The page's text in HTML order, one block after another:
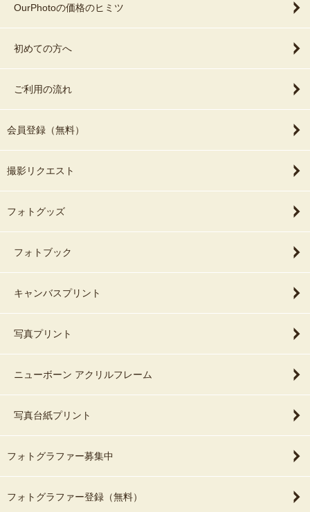
OurPhotoの価格のヒミツ
初めての方へ
ご利用の流れ
会員登録（無料）
撮影リクエスト
フォトグッズ
フォトブック
キャンバスプリント
写真プリント
ニューボーン アクリルフレーム
写真台紙プリント
フォトグラファー募集中
フォトグラファー登録（無料）